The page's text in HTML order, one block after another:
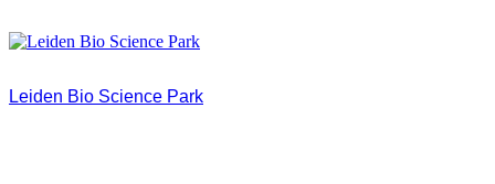
Leiden Bio Science Park